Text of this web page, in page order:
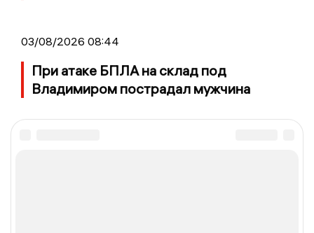
03/08/2026 08:44
При атаке БПЛА на склад под
Владимиром пострадал мужчина